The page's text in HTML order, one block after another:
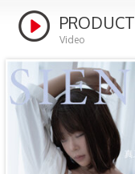
包
屑
PRODUCT
Video